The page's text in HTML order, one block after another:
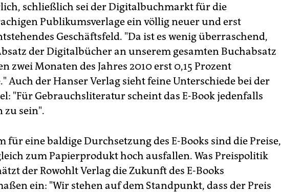
schließlich sei der Digitalbuchmarkt für die
Publikumsverlage ein völlig neuer und erst
Geschäftsfeld. "Da ist es wenig überraschend,
der Digitalbücher an unserem gesamten Buchabsatz
zwei Monaten des Jahres 2010 erst 0,15 Prozent
Auch der Hanser Verlag sieht feine Unterschiede bei der
"Für Gebrauchsliteratur scheint das E-Book jedenfalls
zu sein".
für eine baldige Durchsetzung des E-Books sind die Preise,
zum Papierprodukt hoch ausfallen. Was Preispolitik
der Rowohlt Verlag die Zukunft des E-Books
ein: "Wir stehen auf dem Standpunkt, dass der Preis